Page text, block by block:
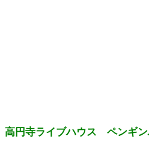
高円寺ライブハウス ペンギン